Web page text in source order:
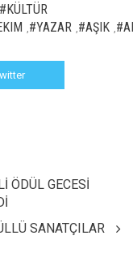
#KÜLTÜR
#YAZAR #AŞIK
ÖDÜL GECESİ
SANATÇILAR